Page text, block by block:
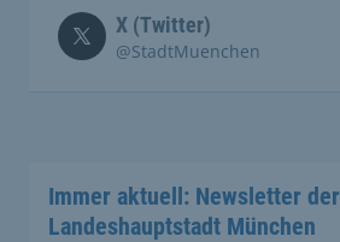
X (Twitter)
@StadtMuenchen
Immer aktuell: Newsletter der
Landeshauptstadt München